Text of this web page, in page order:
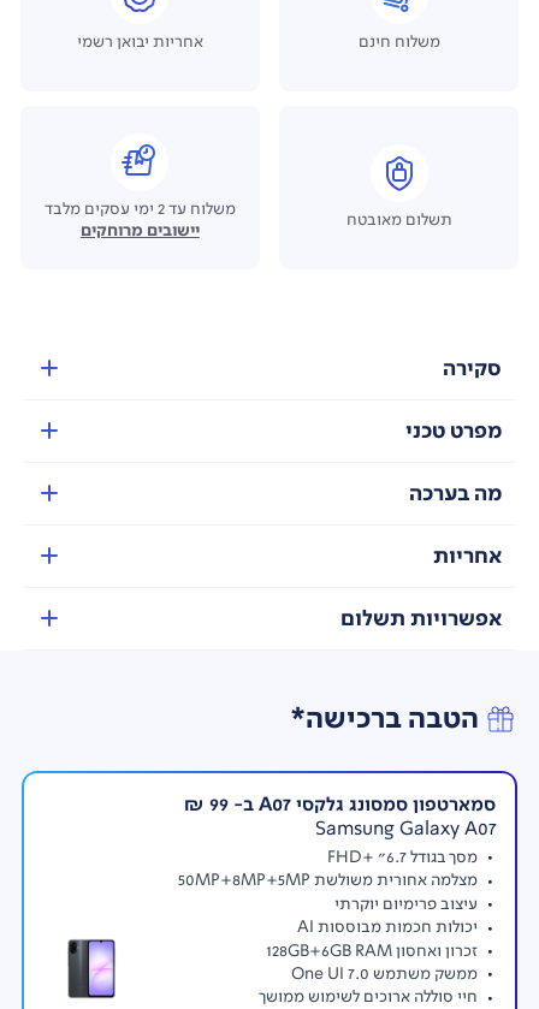
משלוח חינם אחריות יבואן רשמי
תשלום מאובטח
משלוח עד 2 ימי עסקים מלבד
יישובים מרוחקים
סקירה
מפרט טכני
מה בערכה
אחריות
אפשרויות תשלום
הטבה ברכישה*
סמארטפון סמסונג גלקסי A07 ב- 99 ₪
Samsung Galaxy A07
מסך בגודל 6.7” +FHD
מצלמה אחורית משולשת 50MP+8MP+5MP
עיצוב פרימיום יוקרתי
יכולות חכמות מבוססות AI
זכרון ואחסון 128GB+6GB RAM
ממשק משתמש One UI 7.0
חיי סוללה ארוכים לשימוש ממושך